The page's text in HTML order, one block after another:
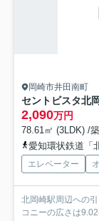
岡崎市井田南町
セントビスタ北
2,090万円
78.61㎡ (3LDK) /
愛知環状鉄道「
エレベーター
北岡崎駅周辺への
コニーの広さは